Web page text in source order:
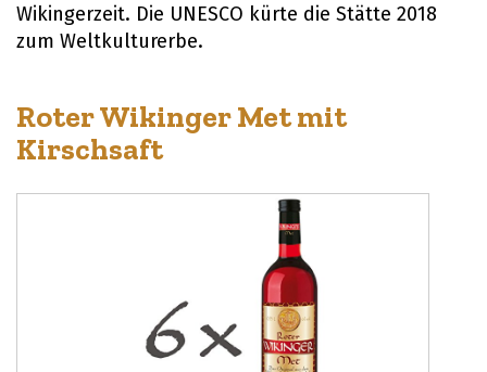
Wikingerzeit. Die UNESCO kürte die Stätte 2018
zum Weltkulturerbe.
Roter Wikinger Met mit
Kirschsaft